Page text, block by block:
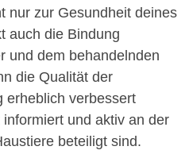
nur zur Gesundheit deines
auch die Bindung
und dem behandelnden
die Qualität der
erheblich verbessert
und aktiv an der
beteiligt sind.